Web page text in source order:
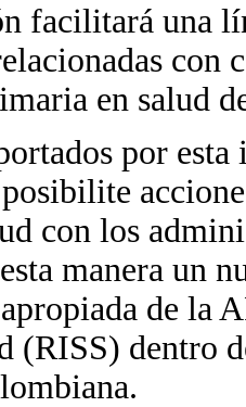
facilitará una
con
en salud
por
con los
manera un
de la
(RISS) dentro